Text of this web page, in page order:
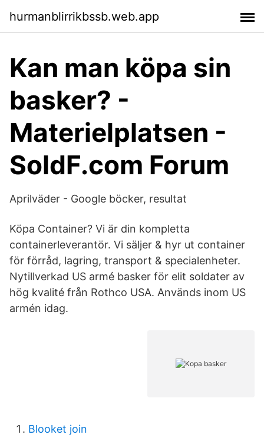
hurmanblirrikbssb.web.app
Kan man köpa sin
basker? -
Materielplatsen -
SoldF.com Forum
Aprilväder - Google böcker, resultat
Köpa Container? Vi är din kompletta
containerleverantör. Vi säljer & hyr ut container
för förråd, lagring, transport & specialenheter.
Nytillverkad US armé basker för elit soldater av
hög kvalité från Rothco USA. Används inom US
armén idag.
Blooket join